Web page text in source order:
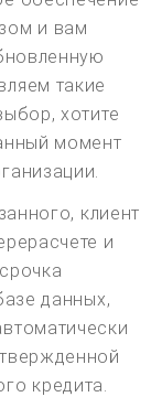
и вам
такие
хотите
момент
клиент
и
данных,
кредита.